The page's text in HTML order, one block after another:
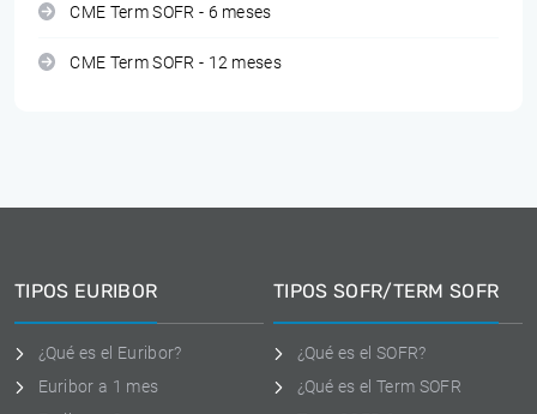
CME Term SOFR - 6 meses
CME Term SOFR - 12 meses
TIPOS EURIBOR
¿Qué es el Euribor?
Euribor a 1 mes
TIPOS SOFR/TERM SOFR
¿Qué es el SOFR?
¿Qué es el Term SOFR